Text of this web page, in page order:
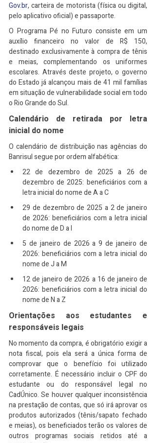
Gov.br, carteira de motorista (física ou digital,
pelo aplicativo oficial) e passaporte.​
O Programa Pé no Futuro consiste em um
auxílio financeiro no valor de R$ 150,
destinado exclusivamente à compra de tênis
e meias, complementando os uniformes
escolares. Através deste projeto, o governo
do Estado já alcançou mais de 41 mil famílias
em situação de vulnerabilidade social em todo
o Rio Grande do Sul.​
Calendário de retirada por letra
inicial do nome
O calendário de distribuição nas agências do
Banrisul segue por ordem alfabética:​
22 de dezembro de 2025 a 26 de
dezembro de 2025: beneficiários com a
letra inicial do nome de A a C
29 de dezembro de 2025 a 2 de janeiro
de 2026: beneficiários com a letra inicial
do nome de D a I
5 de janeiro de 2026 a 9 de janeiro de
2026: beneficiários com a letra inicial do
nome de J a M
12 de janeiro de 2026 a 16 de janeiro de
2026: beneficiários com a letra inicial do
nome de N a Z
Orientações aos estudantes e
responsáveis legais
No momento da compra, é obrigatório exigir a
nota fiscal, pois ela será a única forma de
comprovar que o benefício foi utilizado
corretamente. É necessário incluir o CPF do
estudante ou do responsável legal no
CadÚnico. Se houver qualquer inconsistência
na prestação de contas, que só irá aprovar os
produtos autorizados (tênis/sapato fechado
e meias), os beneficiados terão os valores de
outros programas sociais retidos até a